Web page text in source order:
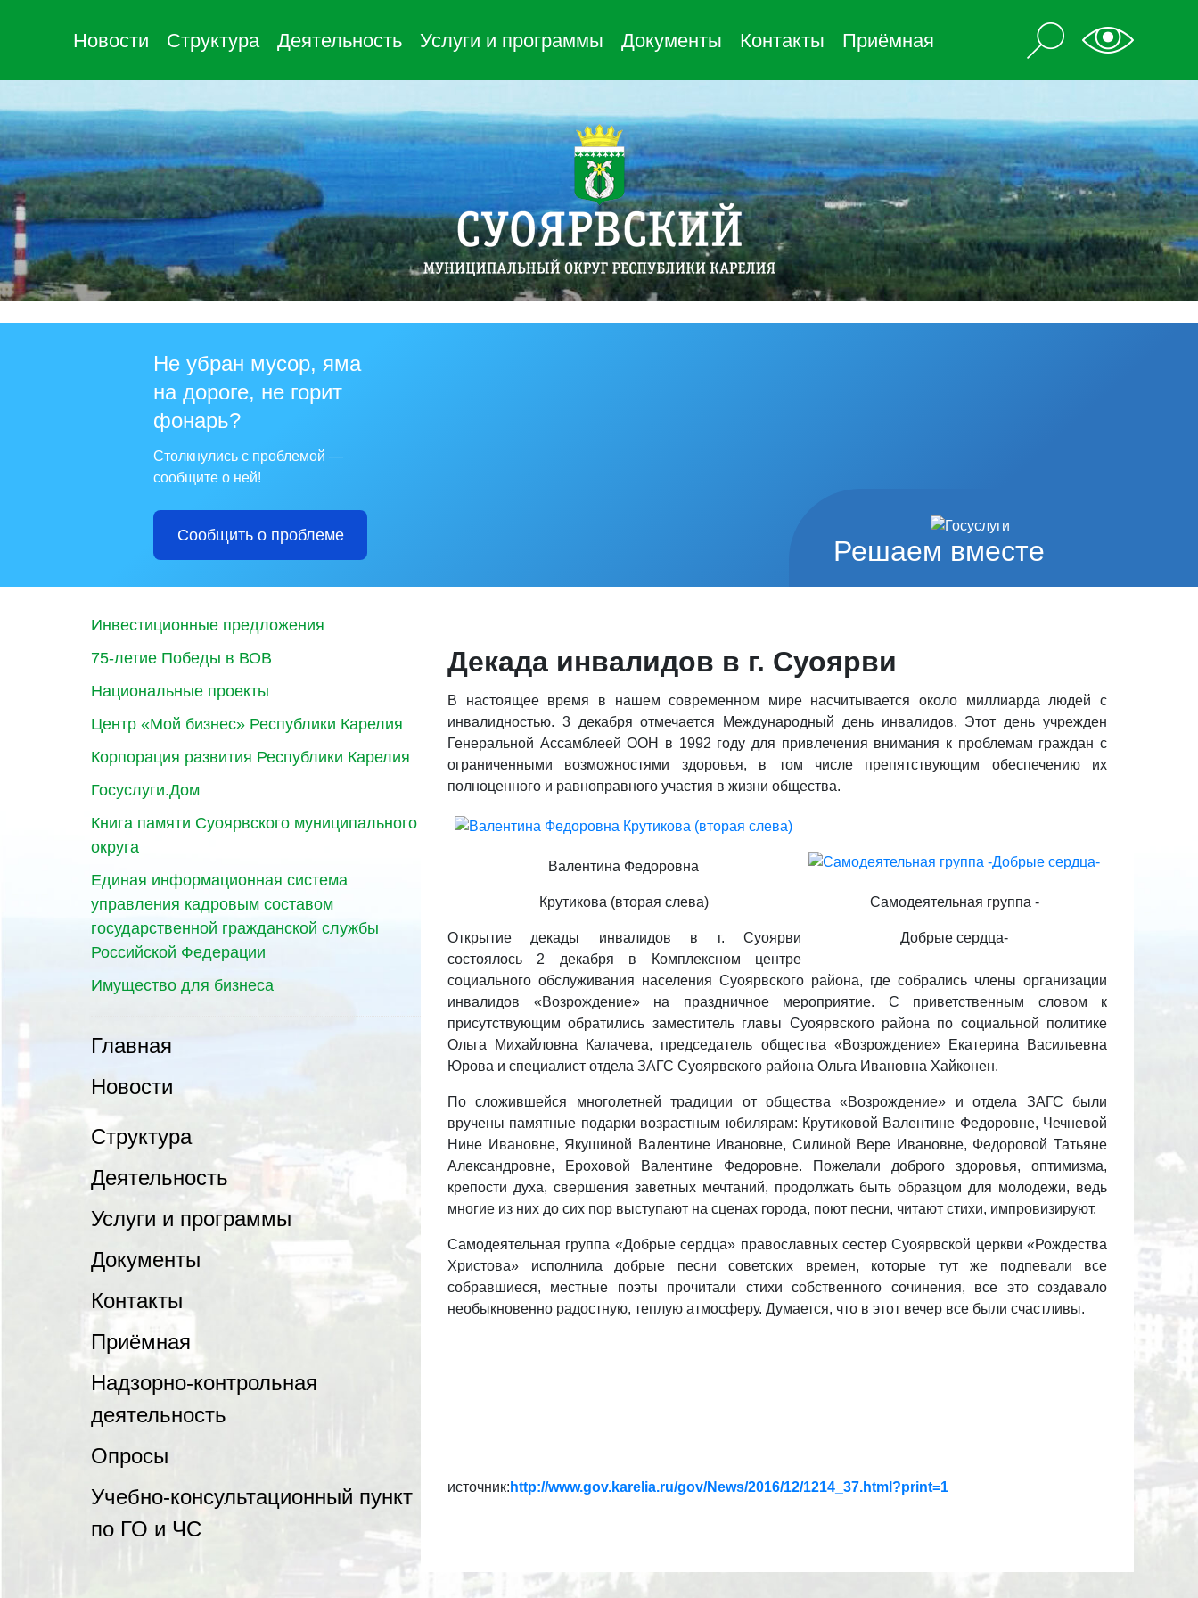
Новости Структура Деятельность Услуги и программы Документы Контакты Приёмная
Решаем вместе
Не убран мусор, яма
на дороге, не горит
фонарь?
Столкнулись с проблемой —
сообщите о ней!
Сообщить о проблеме
Инвестиционные предложения
75-летие Победы в ВОВ
Национальные проекты
Центр «Мой бизнес» Республики Карелия
Корпорация развития Республики Карелия
Госуслуги.Дом
Книга памяти Суоярвского муниципального
округа
Единая информационная система
управления кадровым составом
государственной гражданской службы
Российской Федерации
Имущество для бизнеса
Главная
Новости
Структура
Деятельность
Услуги и программы
Документы
Контакты
Приёмная
Надзорно-контрольная
деятельность
Опросы
Учебно-консультационный пункт
по ГО и ЧС
Декада инвалидов в г. Суоярви
В настоящее время в нашем современном мире насчитывается около миллиарда людей с
инвалидностью. 3 декабря отмечается Международный день инвалидов. Этот день учрежден
Генеральной Ассамблеей ООН в 1992 году для привлечения внимания к проблемам граждан с
ограниченными возможностями здоровья, в том числе препятствующим обеспечению их
полноценного и равноправного участия в жизни общества.
Валентина Федоровна
Крутикова (вторая слева) Самодеятельная группа -
Добрые сердца-
Открытие декады инвалидов в г. Суоярви
состоялось 2 декабря в Комплексном центре
социального обслуживания населения Суоярвского района, где собрались члены организации
инвалидов «Возрождение» на праздничное мероприятие. С приветственным словом к
присутствующим обратились заместитель главы Суоярвского района по социальной политике
Ольга Михайловна Калачева, председатель общества «Возрождение» Екатерина Васильевна
Юрова и специалист отдела ЗАГС Суоярвского района Ольга Ивановна Хайконен.
По сложившейся многолетней традиции от общества «Возрождение» и отдела ЗАГС были
вручены памятные подарки возрастным юбилярам: Крутиковой Валентине Федоровне, Чечневой
Нине Ивановне, Якушиной Валентине Ивановне, Силиной Вере Ивановне, Федоровой Татьяне
Александровне, Ероховой Валентине Федоровне. Пожелали доброго здоровья, оптимизма,
крепости духа, свершения заветных мечтаний, продолжать быть образцом для молодежи, ведь
многие из них до сих пор выступают на сценах города, поют песни, читают стихи, импровизируют.
Самодеятельная группа «Добрые сердца» православных сестер Суоярвской церкви «Рождества
Христова» исполнила добрые песни советских времен, которые тут же подпевали все
собравшиеся, местные поэты прочитали стихи собственного сочинения, все это создавало
необыкновенно радостную, теплую атмосферу. Думается, что в этот вечер все были счастливы.
источник: http://www.gov.karelia.ru/gov/News/2016/12/1214_37.html?print=1